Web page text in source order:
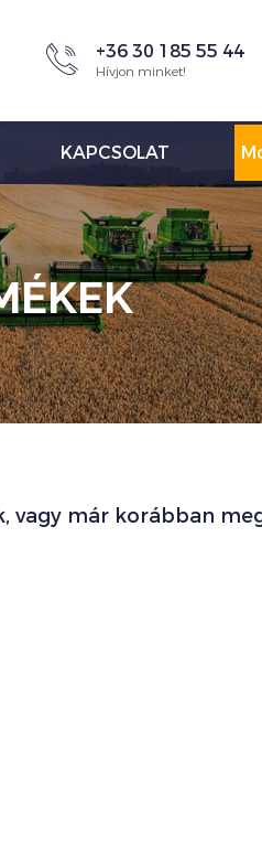
+36 30 185 55 44
Hívjon minket!
KAPCSOLAT
vagy már korábban